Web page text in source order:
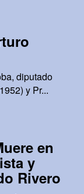
diputado
y Pr...
en
y
Rivero